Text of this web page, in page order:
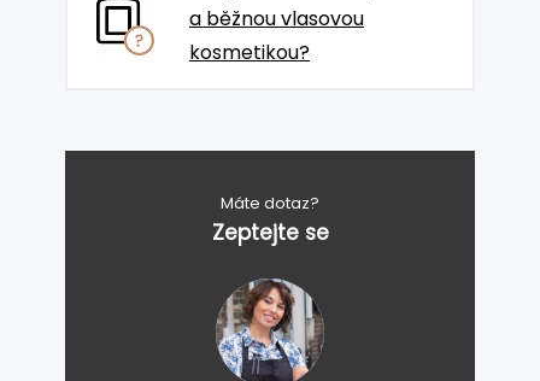
a běžnou vlasovou
kosmetikou?
Máte dotaz?
Zeptejte se